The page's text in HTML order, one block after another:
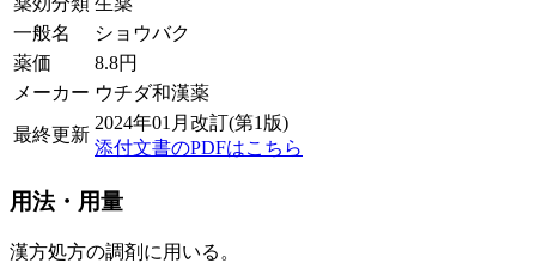
一般名
ショウバク
薬価
8.8円
メーカー ウチダ和漢薬
最終更新
2024年01月改訂(第1版)
添付文書のPDFはこちら
用法・用量
漢方処方の調剤に用いる。